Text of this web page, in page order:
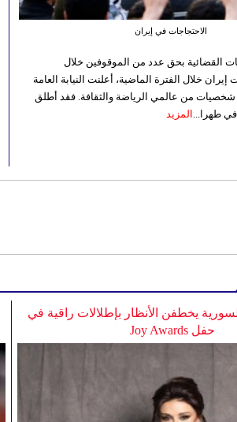
الاحتجاجات في إيران
القضائية بحق عدد من الموقوفين خلال
خلال الفترة الماضية، أعلنت النيابة العامة
من عالمي الرياضة والثقافة. فقد أطلق
طهرا... المزيد
يخطفن الأنظار بإطلالات راقية في
حفل Joy Awards